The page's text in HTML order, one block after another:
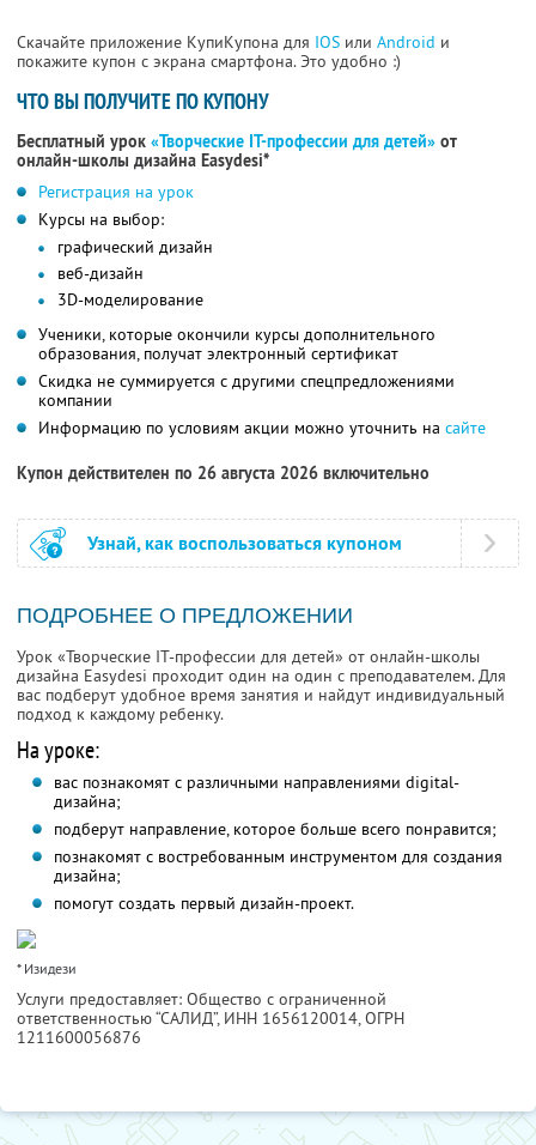
Скачайте приложение КупиКупона для IOS или Android и
покажите купон с экрана смартфона. Это удобно :)
ЧТО ВЫ ПОЛУЧИТЕ ПО КУПОНУ
Бесплатный урок «Творческие IT-профессии для детей» от
онлайн-школы дизайна Easydesi*
Регистрация на урок
Курсы на выбор:
графический дизайн
веб-дизайн
3D-моделирование
Ученики, которые окончили курсы дополнительного
образования, получат электронный сертификат
Скидка не суммируется с другими спецпредложениями
компании
Информацию по условиям акции можно уточнить на сайте
Купон действителен по 26 августа 2026 включительно
Узнай, как воспользоваться купоном
ПОДРОБНЕЕ О ПРЕДЛОЖЕНИИ
Урок «Творческие IT-профессии для детей» от онлайн-школы
дизайна Easydesi проходит один на один с преподавателем. Для
вас подберут удобное время занятия и найдут индивидуальный
подход к каждому ребенку.
На уроке:
вас познакомят с различными направлениями digital-
дизайна;
подберут направление, которое больше всего понравится;
познакомят с востребованным инструментом для создания
дизайна;
помогут создать первый дизайн-проект.
* Изидези
Услуги предоставляет: Общество с ограниченной
ответственностью “САЛИД”, ИНН 1656120014, ОГРН
1211600056876